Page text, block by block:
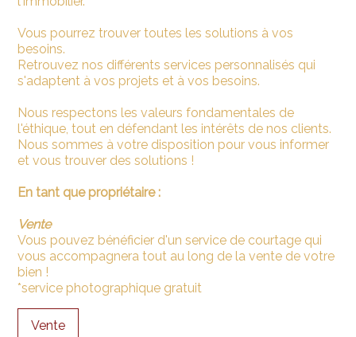
Vous pourrez trouver toutes les solutions à vos
besoins.
Retrouvez nos différents services personnalisés qui
s'adaptent à vos projets et à vos besoins.
Nous respectons les valeurs fondamentales de
l'éthique, tout en défendant les intérêts de nos clients.
Nous sommes à votre disposition pour vous informer
et vous trouver des solutions !
En tant que propriétaire :
Vente
Vous pouvez bénéficier d'un service de courtage qui
vous accompagnera tout au long de la vente de votre
bien !
*service photographique gratuit
Vente